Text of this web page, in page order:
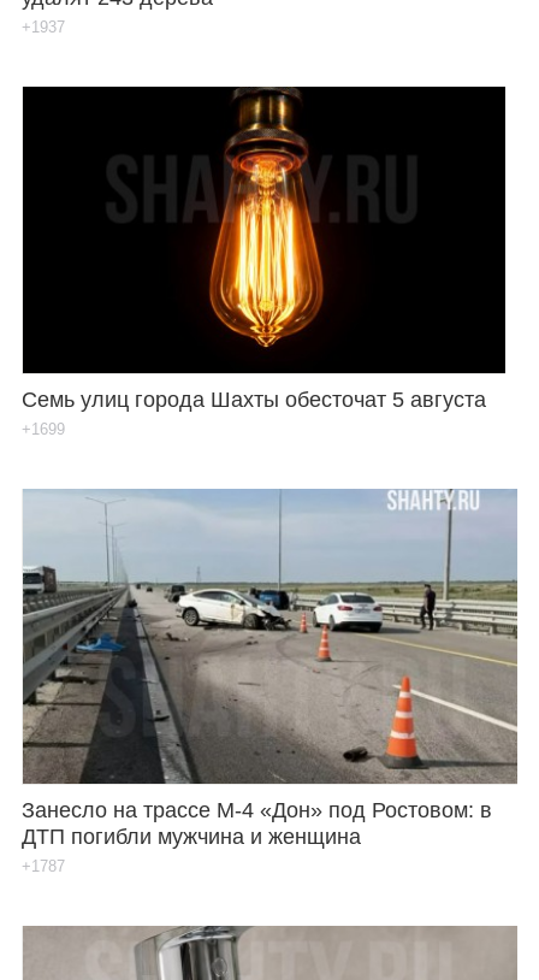
+1937
Семь улиц города Шахты обесточат 5 августа
+1699
Занесло на трассе М-4 «Дон» под Ростовом: в
ДТП погибли мужчина и женщина
+1787